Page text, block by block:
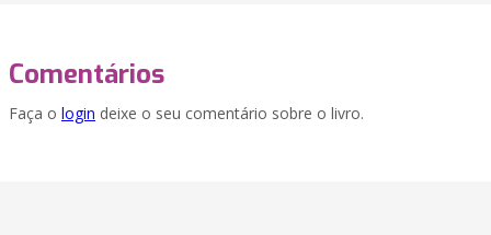
Comentários
Faça o login deixe o seu comentário sobre o livro.